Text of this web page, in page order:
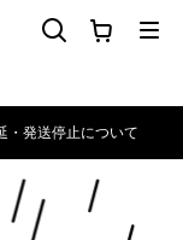
・発送停止について